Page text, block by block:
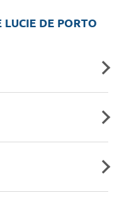
DE PORTO